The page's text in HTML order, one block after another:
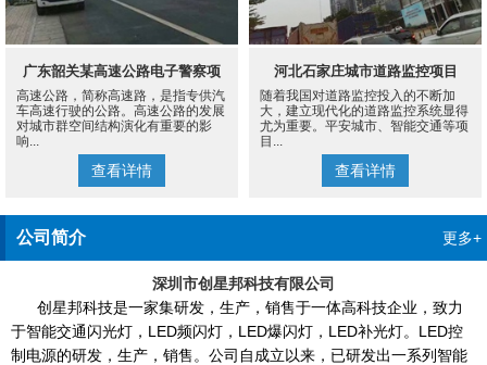
广东韶关某高速公路电子警察项
目
高速公路，简称高速路，是指专供汽
车高速行驶的公路。高速公路的发展
对城市群空间结构演化有重要的影
响...
查看详情
河北石家庄城市道路监控项目
随着我国对道路监控投入的不断加
大，建立现代化的道路监控系统显得
尤为重要。平安城市、智能交通等项
目...
查看详情
公司简介 更多+
深圳市创星邦科技有限公司
创星邦科技是一家集研发，生产，销售于一体高科技企业，致力
于智能交通闪光灯，LED频闪灯，LED爆闪灯，LED补光灯。LED控
制电源的研发，生产，销售。公司自成立以来，已研发出一系列智能